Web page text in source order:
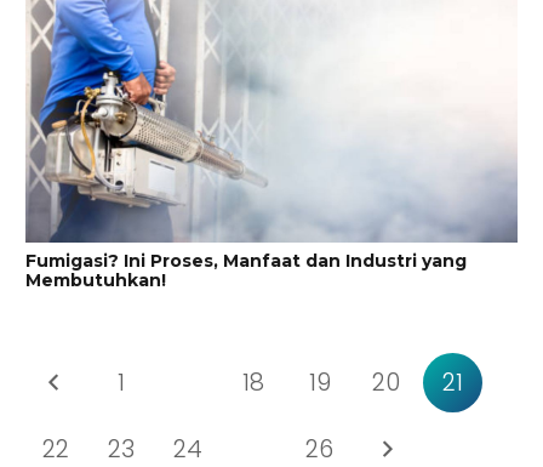
Fumigasi? Ini Proses, Manfaat dan Industri yang
Membutuhkan!
1 18 19 20
21
22
23 24 26